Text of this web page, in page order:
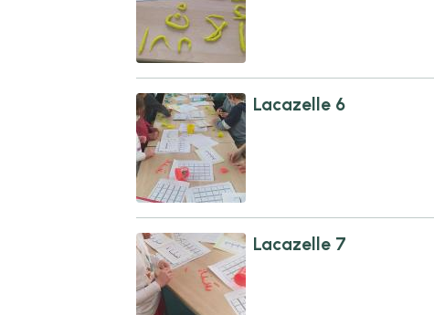
Lacazelle 6
Lacazelle 7